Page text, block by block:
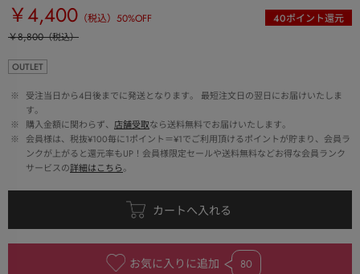
￥4,400 （税込） 50%OFF 40ポイント還元
￥8,800（税込）
OUTLET
※
受注当日から4日後までに発送となります。 最短注文日の翌日にお届けいたしま
す。
※
購入金額に関わらず、 店舗受取なら送料無料でお届けいたします。
※
会員様は、税抜¥100毎に1ポイント＝¥1でご利用頂けるポイントが貯まり、会員ラ
ンクが上がると還元率もUP！会員様限定セールや送料無料などお得な会員ランク
サービスの詳細はこちら。
お気に入りに追加 80